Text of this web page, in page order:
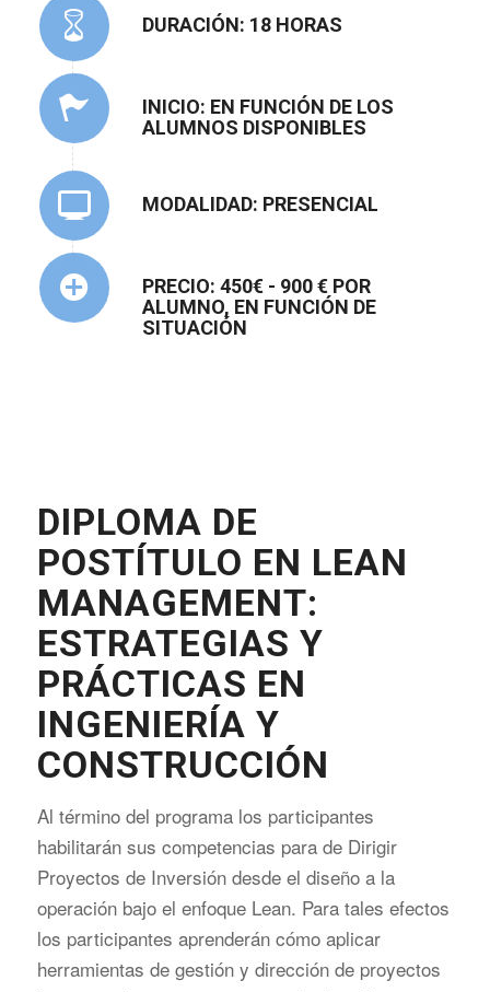
DURACIÓN: 18 HORAS
INICIO: EN FUNCIÓN DE LOS
ALUMNOS DISPONIBLES
MODALIDAD: PRESENCIAL
PRECIO: 450€ - 900 € POR
ALUMNO, EN FUNCIÓN DE
SITUACIÓN
DIPLOMA DE
POSTÍTULO EN LEAN
MANAGEMENT:
ESTRATEGIAS Y
PRÁCTICAS EN
INGENIERÍA Y
CONSTRUCCIÓN
Al término del programa los participantes
habilitarán sus competencias para de Dirigir
Proyectos de Inversión desde el diseño a la
operación bajo el enfoque Lean. Para tales efectos
los participantes aprenderán cómo aplicar
herramientas de gestión y dirección de proyectos